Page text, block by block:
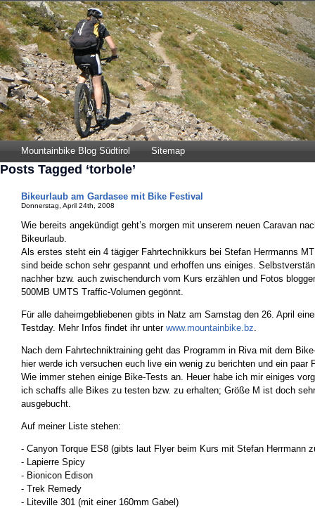
Mountainbike Blog Südtirol Sitemap
Posts Tagged ‘torbole’
Bikeurlaub am Gardasee mit Bike Festival
Donnerstag, April 24th, 2008
Wie bereits angekündigt geht’s morgen mit unserem neuen Caravan
Bikeurlaub.
Als erstes steht ein 4 tägiger Fahrtechnikkurs bei Stefan Herrmanns
sind beide schon sehr gespannt und erhoffen uns einiges.
nachher bzw. auch zwischendurch vom Kurs erzählen und Fotos
500MB UMTS Traffic-Volumen gegönnt.
Für alle daheimgebliebenen gibts in Natz am Samstag den 26. April
Testday. Mehr Infos findet ihr unter www.mountainbike.bz.
Nach dem Fahrtechniktraining geht das Programm in Riva mit dem
hier werde ich versuchen euch live ein wenig zu berichten und ein paar
Wie immer stehen einige Bike-Tests an. Heuer habe ich mir einiges
ich schaffs alle Bikes zu testen bzw. zu erhalten; Größe M ist doch
ausgebucht.
Auf meiner Liste stehen:
- Canyon Torque ES8 (gibts laut Flyer beim Kurs mit Stefan Herrmann
- Lapierre Spicy
- Bionicon Edison
- Trek Remedy
- Liteville 301 (mit einer 160mm Gabel)